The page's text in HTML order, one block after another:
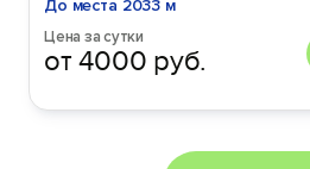
До места 2033 м
Цена за сутки
от 4000 руб.